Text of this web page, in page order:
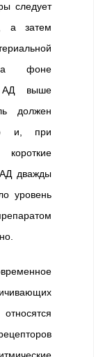
следует
а затем
фоне
АД выше
должен
и, при
дважды
уровень